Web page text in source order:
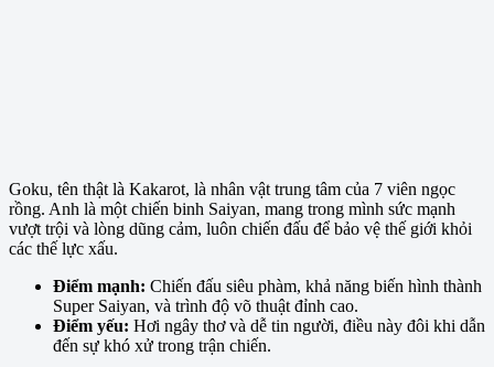
Goku, tên thật là Kakarot, là nhân vật trung tâm của 7 viên ngọc
rồng. Anh là một chiến binh Saiyan, mang trong mình sức mạnh
vượt trội và lòng dũng cảm, luôn chiến đấu để bảo vệ thế giới khỏi
các thế lực xấu.
Điểm mạnh: Chiến đấu siêu phàm, khả năng biến hình thành
Super Saiyan, và trình độ võ thuật đỉnh cao.
Điểm yếu: Hơi ngây thơ và dễ tin người, điều này đôi khi dẫn
đến sự khó xử trong trận chiến.